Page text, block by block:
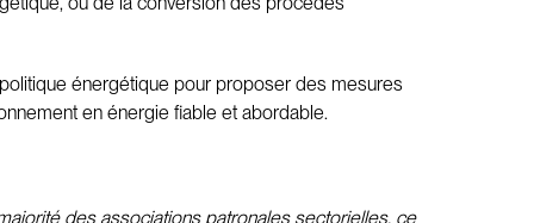
énergétique pour proposer des mesures
en énergie fiable et abordable.
des associations patronales sectorielles, ce